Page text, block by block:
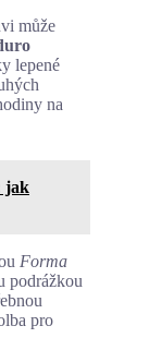
může
lepené
na
jak
Forma
podrážkou
pro